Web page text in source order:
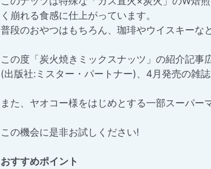
く崩れる食感に仕上がっています。
普段のおやつはもちろん、珈琲やウイスキーな
この度「炭火焼きミックスナッツ」の紹介記事
(出版社:ミスター・パートナー)、4月発売の雑
また、ヤオコー様をはじめとする一部スーパー
この機会に是非お試しください!
おすすめポイント